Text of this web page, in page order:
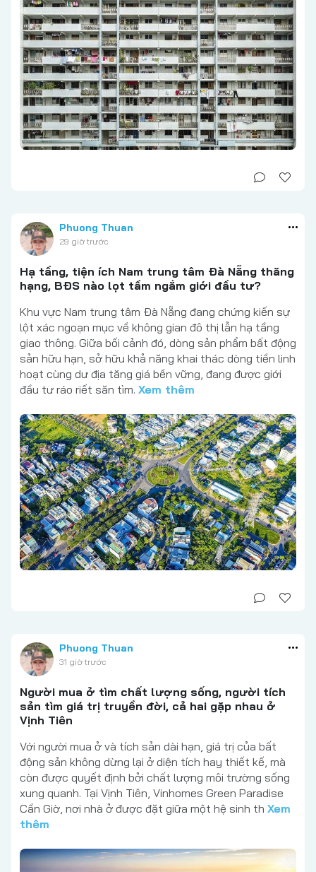
Phuong Thuan
29 giờ trước
Hạ tầng, tiện ích Nam trung tâm Đà Nẵng thăng
hạng, BĐS nào lọt tầm ngắm giới đầu tư?
Khu vực Nam trung tâm Đà Nẵng đang chứng kiến sự
lột xác ngoạn mục về không gian đô thị lẫn hạ tầng
giao thông. Giữa bối cảnh đó, dòng sản phẩm bất động
sản hữu hạn, sở hữu khả năng khai thác dòng tiền linh
hoạt cùng dư địa tăng giá bền vững, đang được giới
đầu tư ráo riết săn tìm. Xem thêm
Phuong Thuan
31 giờ trước
Người mua ở tìm chất lượng sống, người tích
sản tìm giá trị truyền đời, cả hai gặp nhau ở
Vịnh Tiên
Với người mua ở và tích sản dài hạn, giá trị của bất
động sản không dừng lại ở diện tích hay thiết kế, mà
còn được quyết định bởi chất lượng môi trường sống
xung quanh. Tại Vịnh Tiên, Vinhomes Green Paradise
Cần Giờ, nơi nhà ở được đặt giữa một hệ sinh th Xem
thêm